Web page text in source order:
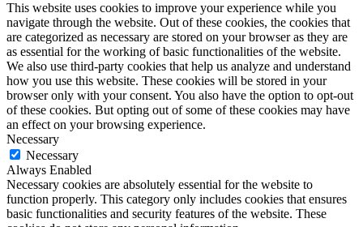
This website uses cookies to improve your experience while you
navigate through the website. Out of these cookies, the cookies that
are categorized as necessary are stored on your browser as they are
as essential for the working of basic functionalities of the website.
We also use third-party cookies that help us analyze and understand
how you use this website. These cookies will be stored in your
browser only with your consent. You also have the option to opt-out
of these cookies. But opting out of some of these cookies may have
an effect on your browsing experience.
Necessary
Necessary
Always Enabled
Necessary cookies are absolutely essential for the website to
function properly. This category only includes cookies that ensures
basic functionalities and security features of the website. These